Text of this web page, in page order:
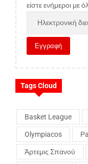
είστε ενήμεροι με
Tags Cloud
Basket League
Olympiacos
Άρτεμις Σπανού